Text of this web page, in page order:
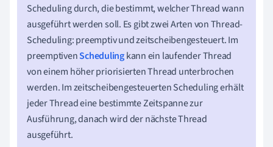
Scheduling durch, die bestimmt, welcher Thread wann
ausgeführt werden soll. Es gibt zwei Arten von Thread-
Scheduling: preemptiv und zeitscheibengesteuert. Im
preemptivenSchedulingkann ein laufender Thread
von einem höher priorisierten Thread unterbrochen
werden. Im zeitscheibengesteuerten Scheduling erhält
jeder Thread eine bestimmte Zeitspanne zur
Ausführung, danach wird der nächste Thread
ausgeführt.